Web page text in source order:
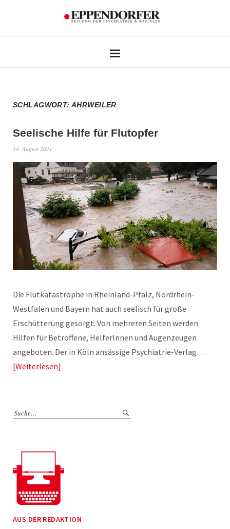
SCHLAGWORT:AHRWEILER
Seelische Hilfe für Flutopfer
14. August 2021
Die Flutkatastrophe in Rheinland-Pfalz, Nordrhein-
Westfalen und Bayern hat auch seelisch für große
Erschütterung gesorgt. Von mehreren Seiten werden
Hilfen für Betroffene, HelferInnen und Augenzeugen
angeboten. Der in Köln ansässige Psychiatrie-Verlag…
Weiterlesen
AUS DER REDAKTION